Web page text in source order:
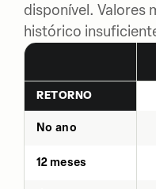
disponível. Valores
histórico
RETORNO
No ano
12 meses